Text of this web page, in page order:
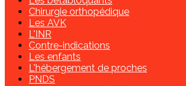
Chirurgie orthopédique
Les AVK
L'INR
Contre-indications
Les enfants
L'hébergement de proches
PNDS